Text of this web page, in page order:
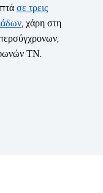
σε τρεις
, χάρη στη
ΤΝ.